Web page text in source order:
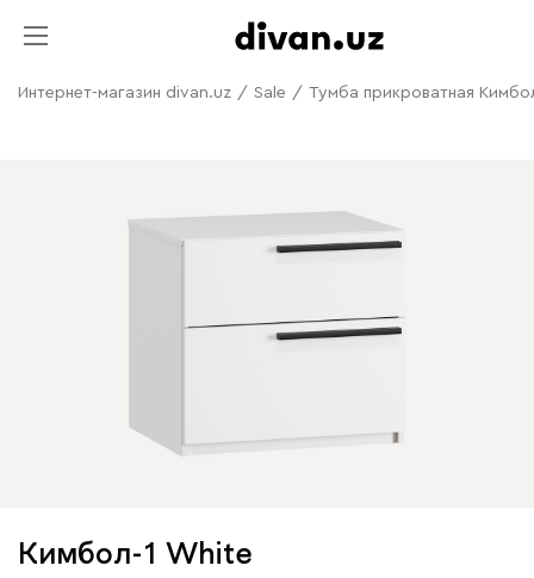
Интернет-магазин divan.uz / Sale / Тумба прикроватная
Кимбол-1 Whitе